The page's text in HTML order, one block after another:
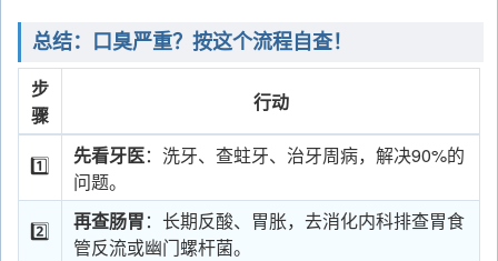
总结：口臭严重？按这个流程自查！
步
骤
行动
1️⃣ 先看牙医：洗牙、查蛀牙、治牙周病，解决90%的
问题。
2️⃣
再查肠胃：长期反酸、胃胀，去消化内科排查胃食
管反流或幽门螺杆菌。